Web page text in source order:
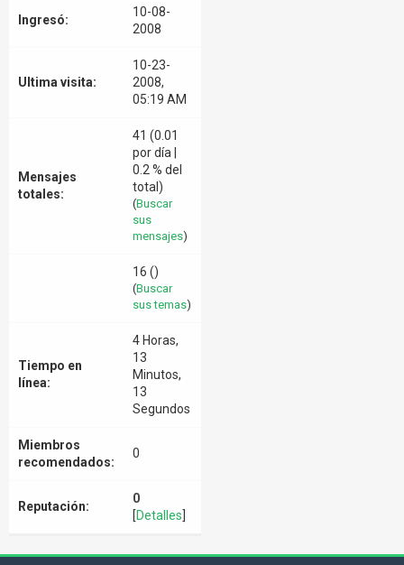
Ingresó:
10-08-
2008
Ultima visita:
10-23-
2008,
05:19 AM
Mensajes
totales:
41 (0.01
por día |
0.2 % del
total)
(Buscar
sus
mensajes)
16 ()
(Buscar
sus temas)
Tiempo en
línea:
4 Horas,
13
Minutos,
13
Segundos
Miembros
recomendados:
0
Reputación:
0
[Detalles